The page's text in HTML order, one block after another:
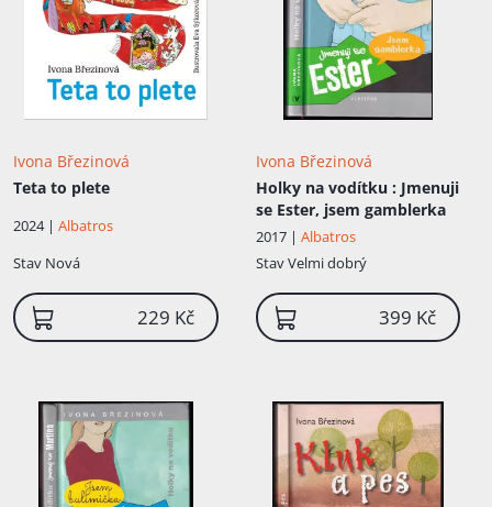
uměleckou a ediční činnost. Za dobu
svého působení na Literár...
Ivona Březinová
Teta to plete
2024 | Albatros
Stav Nová
229 Kč
Ivona Březinová
Holky na vodítku : Jmenuji
se Ester, jsem gamblerka
2017 | Albatros
StavVelmi dobrý
399 Kč